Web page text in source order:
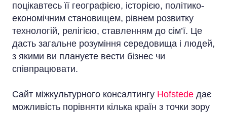
поцікавтесь її географією, історією, політико-
економічним становищем, рівнем розвитку
технологій, релігією, ставленням до сім’ї. Це
дасть загальне розуміння середовища і людей,
з якими ви плануєте вести бізнес чи
співпрацювати.
Сайт міжкультурного консалтингу Hofstede дає
можливість порівняти кілька країн з точки зору